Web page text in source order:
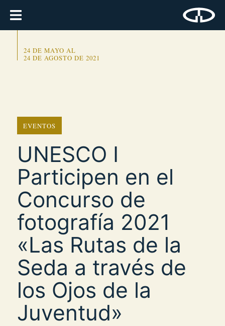
24 DE MAYO AL
24 DE AGOSTO DE 2021
EVENTOS
UNESCO I
Participen en el
Concurso de
fotografía 2021
«Las Rutas de la
Seda a través de
los Ojos de la
Juventud»